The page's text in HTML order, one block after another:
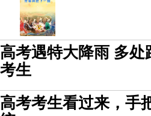
高考遇特大降雨 多
考生
高考考生看过来，手